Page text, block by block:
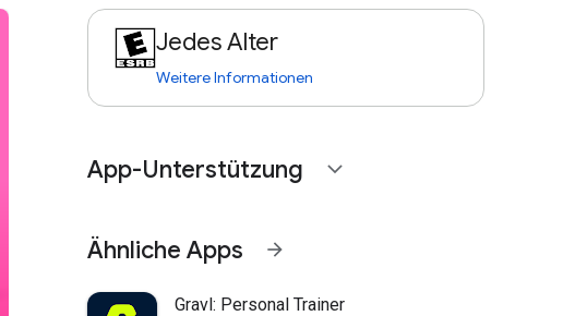
Jedes Alter
Weitere Informationen
App-Unterstützung expand_more
Ähnliche Apps arrow_forward
Gravl: Personal Trainer